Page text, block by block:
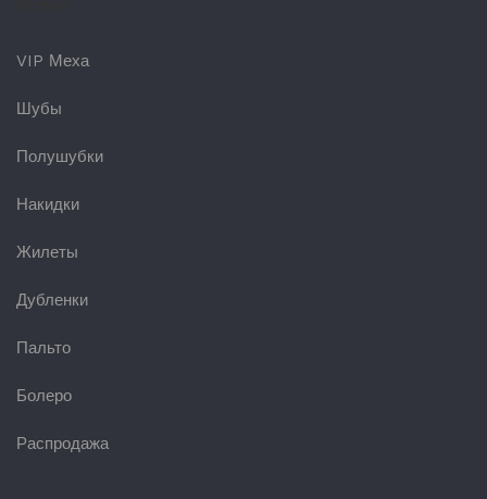
VIP Меха
Шубы
Полушубки
Накидки
Жилеты
Дубленки
Пальто
Болеро
Распродажа